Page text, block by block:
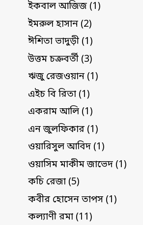
ইকবাল আজিজ (1)
ইমরুল হাসান (2)
ঈশিতা ভাদুড়ী (1)
উত্তম চক্রবর্তী (3)
ঋজু রেজওয়ান (1)
এইচ বি রিতা (1)
একরাম আলি (1)
এন জুলফিকার (1)
ওয়ারিসুল আবিদ (1)
ওয়াসিম মাকীম জাভেদ (1)
কচি রেজা (5)
কবীর হোসেন তাপস (1)
কল্যাণী রমা (11)